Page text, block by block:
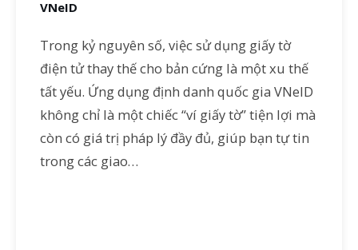
VNeID
Trong kỷ nguyên số, việc sử dụng giấy tờ
điện tử thay thế cho bản cứng là một xu thế
tất yếu. Ứng dụng định danh quốc gia VNeID
không chỉ là một chiếc “ví giấy tờ” tiện lợi mà
còn có giá trị pháp lý đầy đủ, giúp bạn tự tin
trong các giao…